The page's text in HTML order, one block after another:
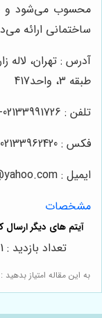
محسوب می‌شود و
ساختمانی ارائه
آدرس : تهران، لاله
طبقه 3، واحد417
تلفن : 02133991726-02133993254-02133991767
فکس : 02133962420
ایمیل : Benis_company@yahoo.com
مشخصات
به این مقاله امتیاز بدهید :
تعداد بازدید : 471